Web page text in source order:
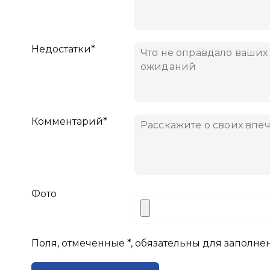
Недостатки*
Комментарий*
Фото
Поля, отмеченные *, обязательны для